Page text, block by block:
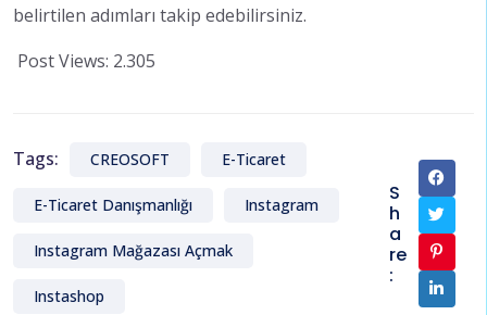
belirtilen adımları takip edebilirsiniz.
Post Views: 2.305
Tags: CREOSOFT E-Ticaret
E-Ticaret Danışmanlığı Instagram
Instagram Mağazası Açmak
Instashop
S
h
a
re
: